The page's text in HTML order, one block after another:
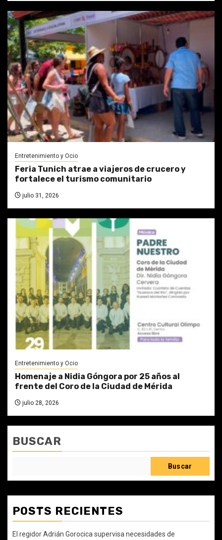
Entretenimiento y Ocio
Feria Tunich atrae a viajeros de crucero y
fortalece el turismo comunitario
julio 31, 2026
Entretenimiento y Ocio
Homenaje a Nidia Góngora por 25 años al
frente del Coro de la Ciudad de Mérida
julio 28, 2026
BUSCAR
Buscar
POSTS RECIENTES
El regidor Adrián Gorocica supervisa necesidades de